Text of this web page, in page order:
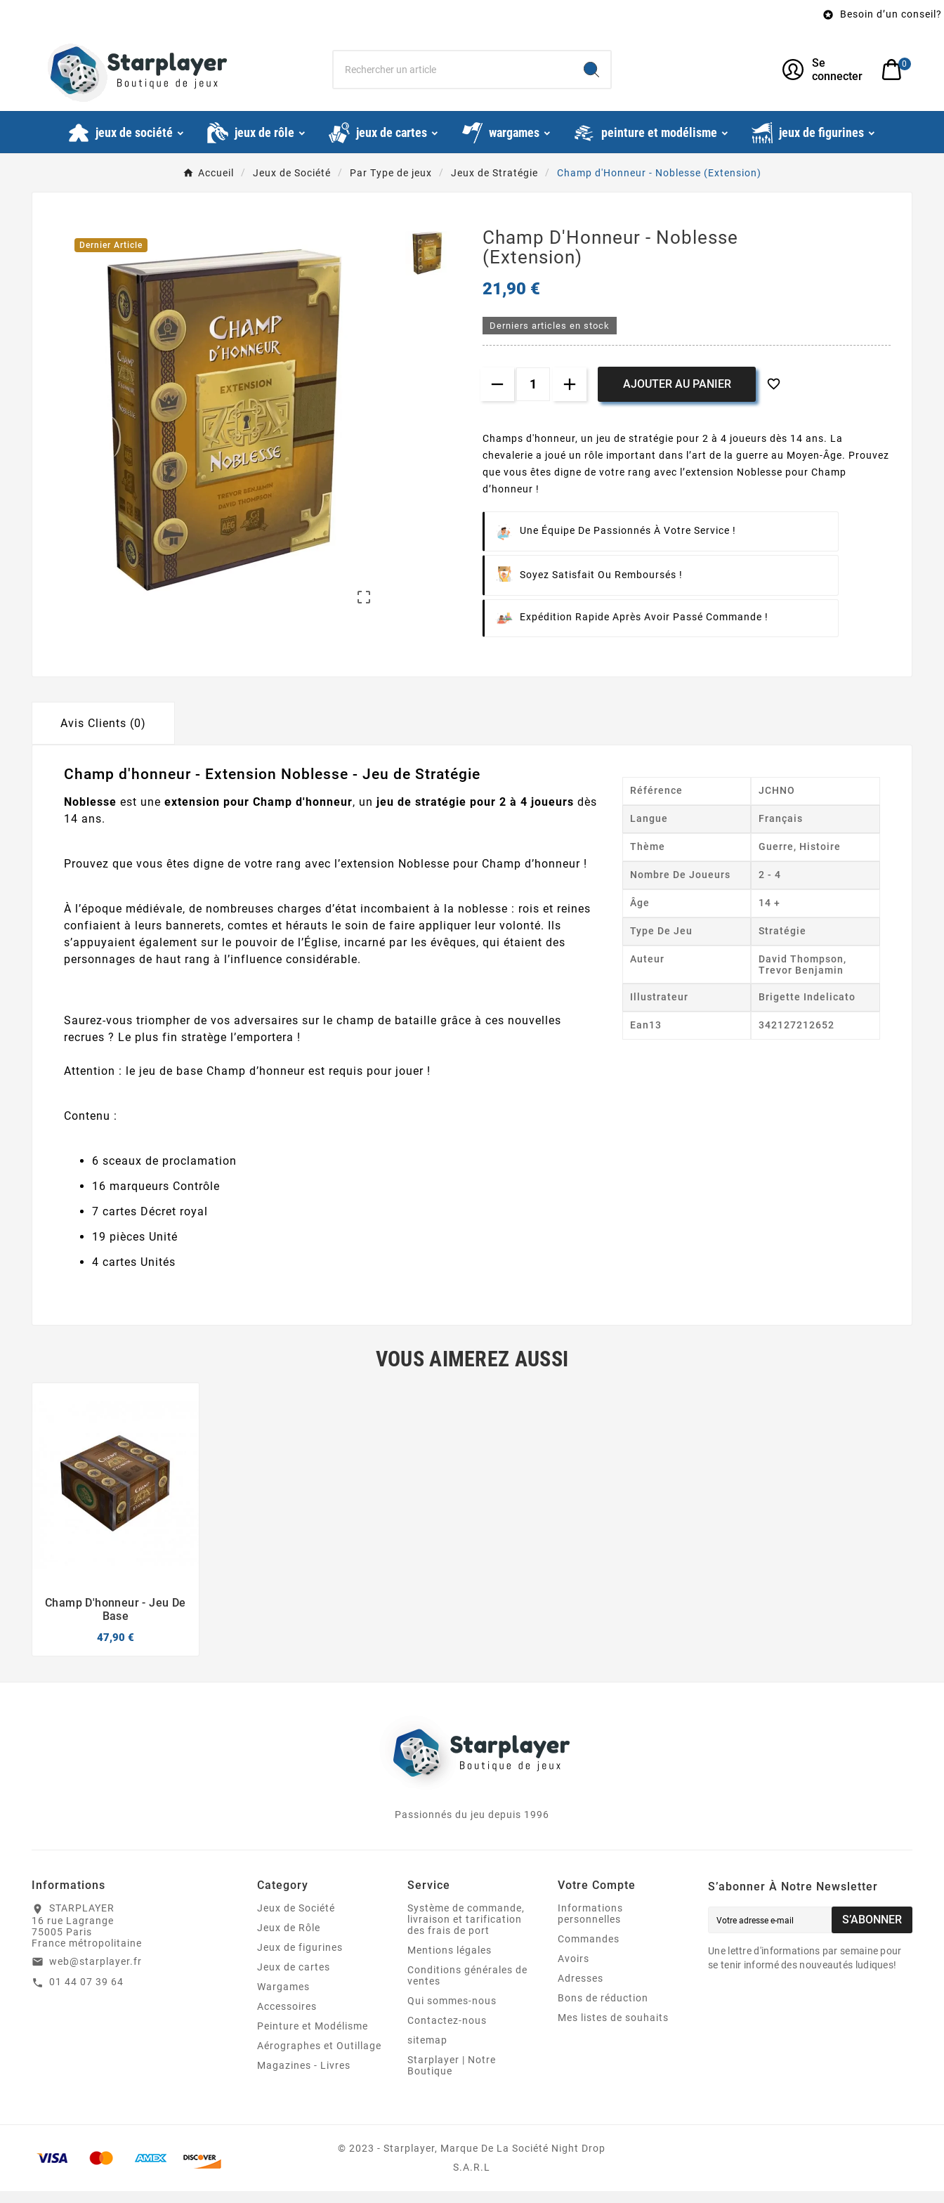
Besoin d’un conseil?
Se
connecter
0
jeux de société jeux de rôle jeux de cartes wargames peinture et modélisme jeux de figurines
Accueil Jeux de Société Par Type de jeux Jeux de Stratégie Champ d'Honneur - Noblesse (Extension)
Dernier Article

Champ D'Honneur - Noblesse
(Extension)
21,90 €
Derniers articles en stock
AJOUTER AU PANIER 
Champs d'honneur, un jeu de stratégie pour 2 à 4 joueurs dès 14 ans. La
chevalerie a joué un rôle important dans l’art de la guerre au Moyen-Âge. Prouvez
que vous êtes digne de votre rang avec l’extension Noblesse pour Champ
d’honneur !
Une Équipe De Passionnés À Votre Service !
Soyez Satisfait Ou Remboursés !
Expédition Rapide Après Avoir Passé Commande !
Avis Clients (0)
Champ d'honneur - Extension Noblesse - Jeu de Stratégie
Noblesse est une extension pour Champ d'honneur, un jeu de stratégie pour 2 à 4 joueurs dès
14 ans.
Prouvez que vous êtes digne de votre rang avec l’extension Noblesse pour Champ d’honneur !
À l’époque médiévale, de nombreuses charges d’état incombaient à la noblesse : rois et reines
confiaient à leurs bannerets, comtes et hérauts le soin de faire appliquer leur volonté. Ils
s’appuyaient également sur le pouvoir de l’Église, incarné par les évêques, qui étaient des
personnages de haut rang à l’influence considérable.
Saurez-vous triompher de vos adversaires sur le champ de bataille grâce à ces nouvelles
recrues ? Le plus fin stratège l’emportera !
Attention : le jeu de base Champ d’honneur est requis pour jouer !
Contenu :
6 sceaux de proclamation
16 marqueurs Contrôle
7 cartes Décret royal
19 pièces Unité
4 cartes Unités
Référence JCHNO
Langue Français
Thème Guerre, Histoire
Nombre De Joueurs 2 - 4
Âge 14 +
Type De Jeu Stratégie
Auteur
David Thompson,
Trevor Benjamin
Illustrateur Brigette Indelicato
Ean13 342127212652
VOUS AIMEREZ AUSSI
 
Champ D'honneur - Jeu De
Base
47,90 €
Passionnés du jeu depuis 1996
Informations
location_on
STARPLAYER
16 rue Lagrange
75005 Paris
France métropolitaine
email web@starplayer.fr
call 01 44 07 39 64
Category
Jeux de Société
Jeux de Rôle
Jeux de figurines
Jeux de cartes
Wargames
Accessoires
Peinture et Modélisme
Aérographes et Outillage
Magazines - Livres
Service
Système de commande,
livraison et tarification
des frais de port
Mentions légales
Conditions générales de
ventes
Qui sommes-nous
Contactez-nous
sitemap
Starplayer | Notre
Boutique
Votre Compte
Informations
personnelles
Commandes
Avoirs
Adresses
Bons de réduction
Mes listes de souhaits
S’abonner À Notre Newsletter
S’ABONNER
Une lettre d'informations par semaine pour
se tenir informé des nouveautés ludiques!
© 2023 - Starplayer, Marque De La Société Night Drop
S.A.R.L